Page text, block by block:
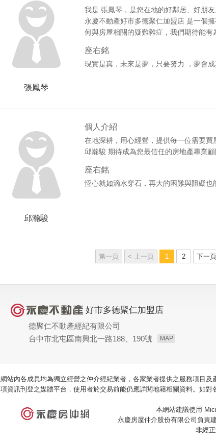
我是 張鳳琴，是您在地的好鄰居、好朋友
永慶不動產好市多德聚仁加盟店 是一個
何與房屋相關的疑難雜症，我們期待能有
座右銘
現實是真，未來是夢，只要努力 ，夢會成
張鳳琴
個人介紹
在地深耕，用心經營，提供每一位需要買
邱瀚駿 期待成為您最信任的房地產專業顧
座右銘
恆心就如滴水穿石，再大的困難與阻礙也
邱瀚駿
第一頁 < 上一頁 1 2 下一
好市多德聚仁加盟店
德聚仁不動產經紀有限公司
台中市北屯區南興北一路188、190號
MAP
網站內各成員均為獨立經營之仲介經紀業者，各家業者提供之服務項目
項資訊刊登之媒體平台，使用者於交易前能仍應詳閱地籍相關資料。如對
本網站建議使用
永慶房屋仲介股份有限公司負責
非經